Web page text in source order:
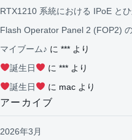
RTX1210 系統における IPoE と
Flash Operator Panel 2 (FOP2)
マイブーム♪ に *** より
誕生日
に ***より
誕生日
に macより
アーカイブ
2026年3月